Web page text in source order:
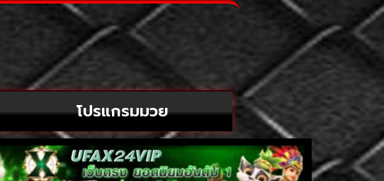
โปรแกรมมวย